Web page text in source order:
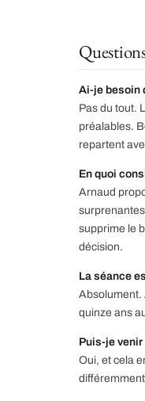
Ai-je besoin
Pas du tout.
préalables.
repartent
En quoi
Arnaud
supprime le
décision.
La séance
Absolument.
quinze ans
Puis-je venir
Oui, et cela